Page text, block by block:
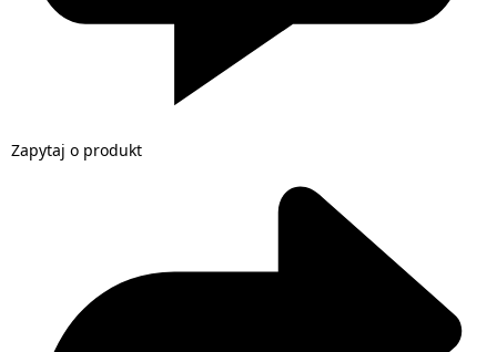
Zapytaj o produkt